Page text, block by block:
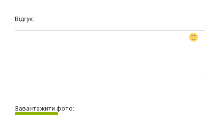
Відгук:
Завантажити фото: